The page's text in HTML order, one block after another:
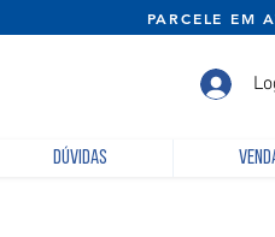
EM ATÉ
Dúvidas